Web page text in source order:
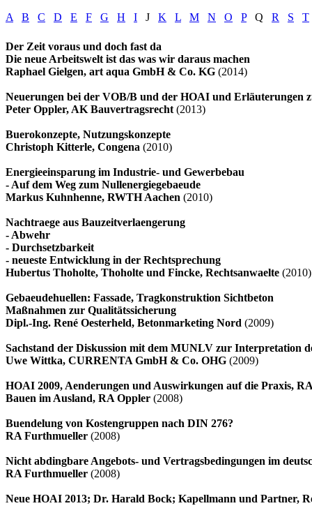
A B C D E F G H I J K L M N O PQ R S T
Der Zeit voraus und doch fast da
Die neue Arbeitswelt ist das was wir daraus machen
Raphael Gielgen, art aqua GmbH & Co. KG (2014)
Neuerungen bei der VOB/B und der HOAI und Erläuterungen
Peter Oppler, AK Bauvertragsrecht (2013)
Buerokonzepte, Nutzungskonzepte
Christoph Kitterle, Congena (2010)
Energieeinsparung im Industrie- und Gewerbebau
- Auf dem Weg zum Nullenergiegebaeude
Markus Kuhnhenne, RWTH Aachen (2010)
Nachtraege aus Bauzeitverlaengerung
- Abwehr
- Durchsetzbarkeit
- neueste Entwicklung in der Rechtsprechung
Hubertus Thoholte, Thoholte und Fincke, Rechtsanwaelte (2010)
Gebaeudehuellen: Fassade, Tragkonstruktion Sichtbeton
Maßnahmen zur Qualitätssicherung
Dipl.-Ing. René Oesterheld, Betonmarketing Nord (2009)
Sachstand der Diskussion mit dem MUNLV zur Interpretation
Uwe Wittka, CURRENTA GmbH & Co. OHG (2009)
HOAI 2009, Aenderungen und Auswirkungen auf die Praxis,
Bauen im Ausland, RA Oppler (2008)
Buendelung von Kostengruppen nach DIN 276?
RA Furthmueller (2008)
Nicht abdingbare Angebots- und Vertragsbedingungen im
RA Furthmueller (2008)
Neue HOAI 2013; Dr. Harald Bock; Kapellmann und Partner,